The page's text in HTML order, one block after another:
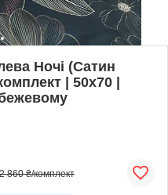
Ночі (Сатин
| 50х70 |
2 860 ₴/комплект